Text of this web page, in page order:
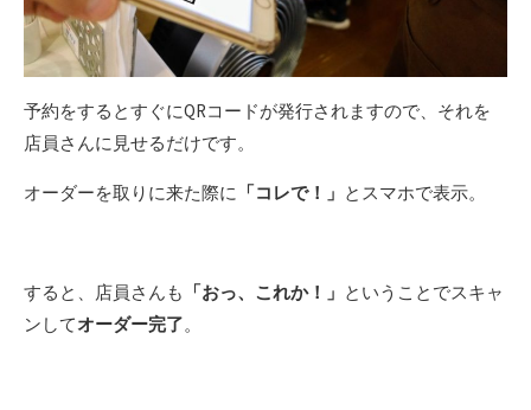
予約をするとすぐにQRコードが発行されますので、それを
店員さんに見せるだけです。
オーダーを取りに来た際に 「コレで！」 とスマホで表示。
すると、店員さんも 「おっ、これか！」 ということでスキャ
ンしてオーダー完了。